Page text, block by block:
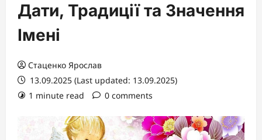
Дати, Традиції та Значення
Імені
Стаценко Ярослав
13.09.2025 (Last updated: 13.09.2025)
1 minute read
0 comments